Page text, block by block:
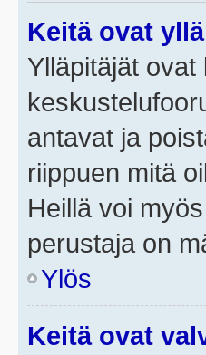
Keitä ovat
Ylläpitäjät
antavat ja
riippuen mitä
Heillä voi
perustaja on
Ylös
Keitä ovat